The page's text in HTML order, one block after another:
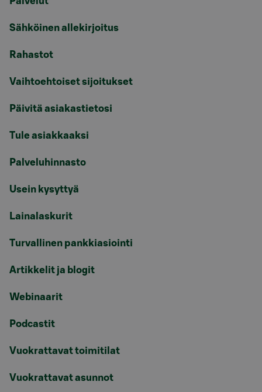
Sähköinen allekirjoitus
Rahastot
Vaihtoehtoiset sijoitukset
Päivitä asiakastietosi
Tule asiakkaaksi
Palveluhinnasto
Usein kysyttyä
Lainalaskurit
Turvallinen pankkiasiointi
Artikkelit ja blogit
Webinaarit
Podcastit
Vuokrattavat toimitilat
Vuokrattavat asunnot